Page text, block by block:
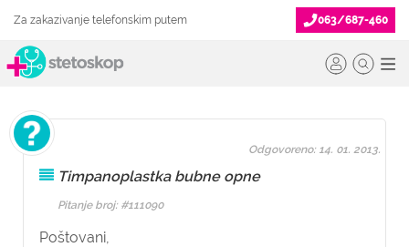
Za zakazivanje telefonskim putem 063/687-460
Timpanoplastka bubne opne
Pitanje broj: #111090
Poštovani,
Odgovoreno: 14. 01. 2013.